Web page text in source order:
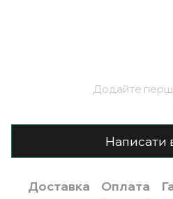
Додайте
Написати
Доставка Оплата